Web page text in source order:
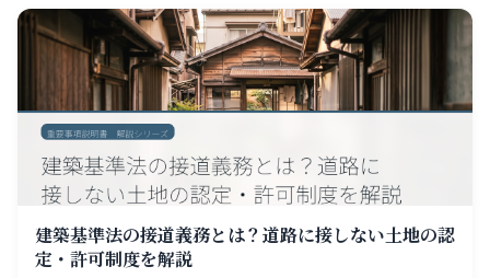
建築基準法の接道義務とは？道路に接しない土地の認
定・許可制度を解説